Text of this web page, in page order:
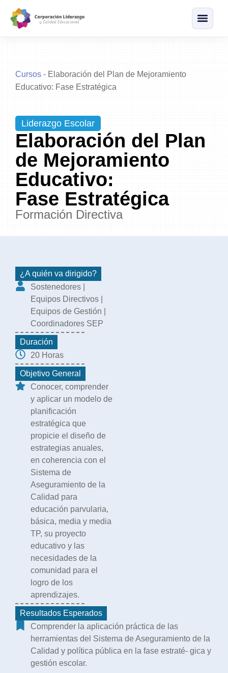
Cursos - Elaboración del Plan de Mejoramiento
Educativo: Fase Estratégica
Liderazgo Escolar
Elaboración del Plan
de Mejoramiento
Educativo:
Fase Estratégica
Formación Directiva
¿A quién va dirigido?
Sostenedores |
Equipos Directivos |
Equipos de Gestión |
Coordinadores SEP
Duración
20 Horas
Objetivo General
Conocer, comprender
y aplicar un modelo de
planificación
estratégica que
propicie el diseño de
estrategias anuales,
en coherencia con el
Sistema de
Aseguramiento de la
Calidad para
educación parvularia,
básica, media y media
TP, su proyecto
educativo y las
necesidades de la
comunidad para el
logro de los
aprendizajes.
Resultados Esperados
Comprender la aplicación práctica de las
herramientas del Sistema de Aseguramiento de la
Calidad y política pública en la fase estraté- gica y
gestión escolar.